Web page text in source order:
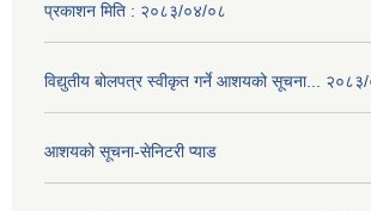
प्रकाशन मिति : २०८३/०४/०८
विद्युतीय बोलपत्र स्वीकृत गर्ने आशयको सूचना...
आशयको सूचना-सेनिटरी प्याड